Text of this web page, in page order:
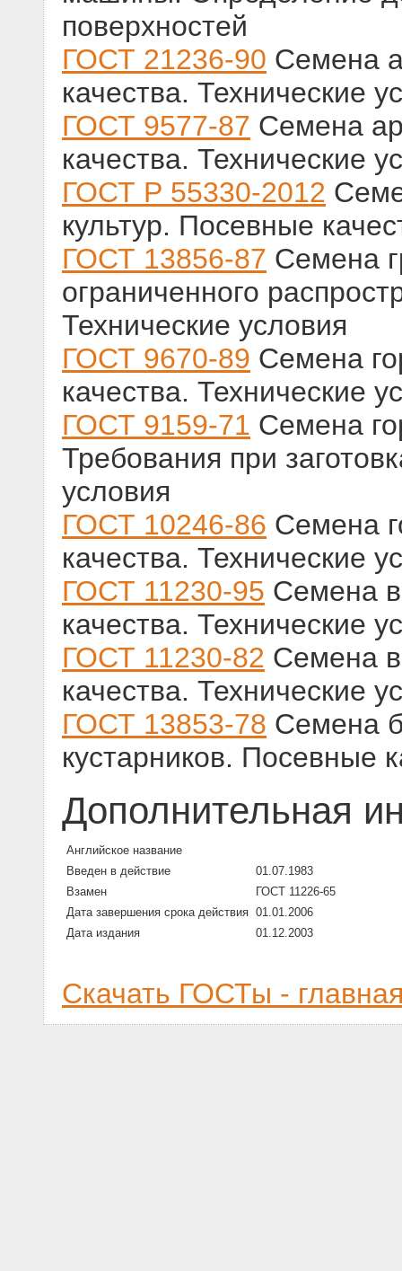
поверхностей
ГОСТ 21236-90 Семена
качества. Технические
ГОСТ 9577-87 Семена
качества. Технические
ГОСТ Р 55330-2012
культур. Посевные
ГОСТ 13856-87 Семена
ограниченного
Технические условия
ГОСТ 9670-89 Семена
качества. Технические
ГОСТ 9159-71 Семена
Требования при
условия
ГОСТ 10246-86 Семена
качества. Технические
ГОСТ 11230-95 Семена
качества. Технические
ГОСТ 11230-82 Семена
качества. Технические
ГОСТ 13853-78 Семена
кустарников. Посевные
Дополнительная
Английское название
Введен в действие
01.07.1983
Взамен
ГОСТ 11226-65
Дата завершения срока действия 01.01.2006
Дата издания
01.12.2003
Скачать ГОСТы -